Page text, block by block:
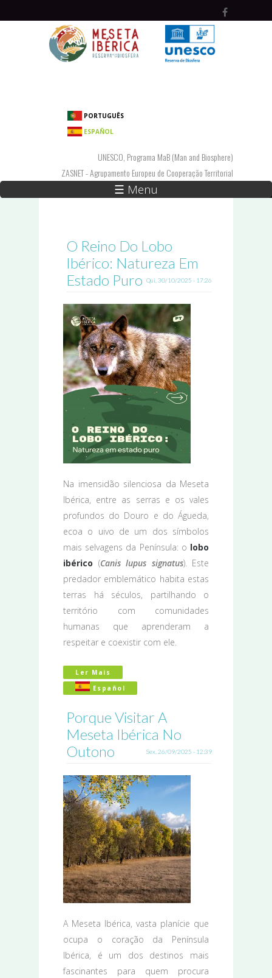
PORTUGUÊS
ESPAÑOL
UNESCO, Programa MaB (Man and Biosphere)
ZASNET - Agrupamento Europeu de Cooperação Territorial
☰ Menu
O Reino Do Lobo
Ibérico: Natureza Em
Estado Puro Qui, 30/10/2025 - 17:26
Na imensidão silenciosa da Meseta
Ibérica, entre as serras e os vales
profundos do Douro e do Águeda,
ecoa o uivo de um dos símbolos
mais selvagens da Península: o lobo
ibérico (Canis lupus signatus). Este
predador emblemático habita estas
terras há séculos, partilhando o
território com comunidades
humanas que aprenderam a
respeitar e coexistir com ele.
Ler Mais
Español
Porque Visitar A
Meseta Ibérica No
Outono
Sex, 26/09/2025 - 12:39
A Meseta Ibérica, vasta planície que
ocupa o coração da Península
Ibérica, é um dos destinos mais
fascinantes para quem procura